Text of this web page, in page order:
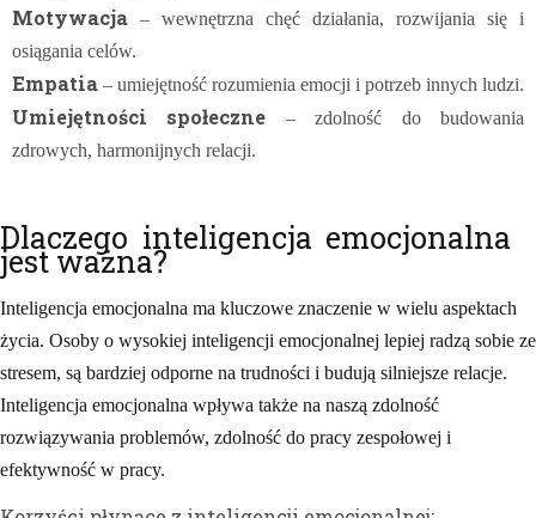
Motywacja – wewnętrzna chęć działania, rozwijania się i
osiągania celów.
Empatia – umiejętność rozumienia emocji i potrzeb innych ludzi.
Umiejętności społeczne – zdolność do budowania
zdrowych, harmonijnych relacji.
Dlaczego inteligencja emocjonalna
jest ważna?
Inteligencja emocjonalna ma kluczowe znaczenie w wielu aspektach
życia. Osoby o wysokiej inteligencji emocjonalnej lepiej radzą sobie ze
stresem, są bardziej odporne na trudności i budują silniejsze relacje.
Inteligencja emocjonalna wpływa także na naszą zdolność
rozwiązywania problemów, zdolność do pracy zespołowej i
efektywność w pracy.